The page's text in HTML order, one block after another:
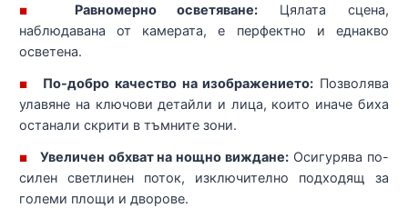
■ Равномерно осветяване: Цялата сцена,
наблюдавана от камерата, е перфектно и еднакво
осветена.
■ По-добро качество на изображението: Позволява
улавяне на ключови детайли и лица, които иначе биха
останали скрити в тъмните зони.
■ Увеличен обхват на нощно виждане: Осигурява по-
силен светлинен поток, изключително подходящ за
големи площи и дворове.